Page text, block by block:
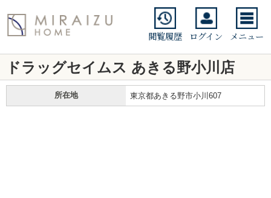
閲覧履歴 ログイン メニュー
ドラッグセイムス あきる野小川店
所在地 東京都あきる野市小川607